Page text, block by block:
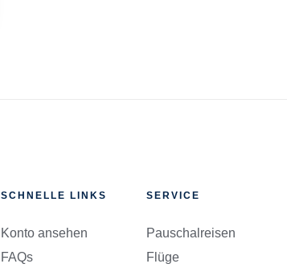
SCHNELLE LINKS
Konto ansehen
FAQs
SERVICE
Pauschalreisen
Flüge